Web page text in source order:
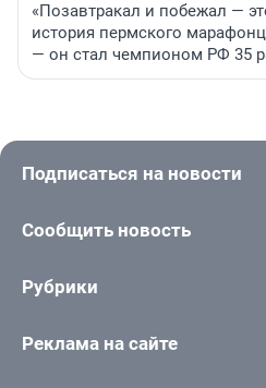
«Позавтракал и побежал —
история пермского
— он стал чемпионом РФ 35
Подписаться на новости
Сообщить новость
Рубрики
Реклама на сайте